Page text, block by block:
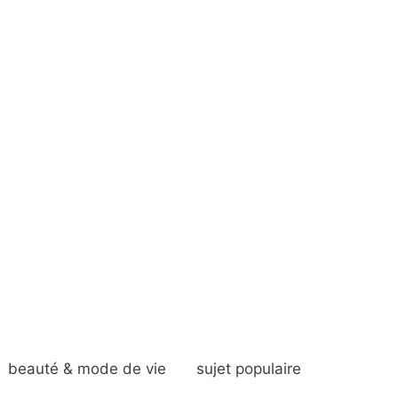
beauté & mode de vie sujet populaire